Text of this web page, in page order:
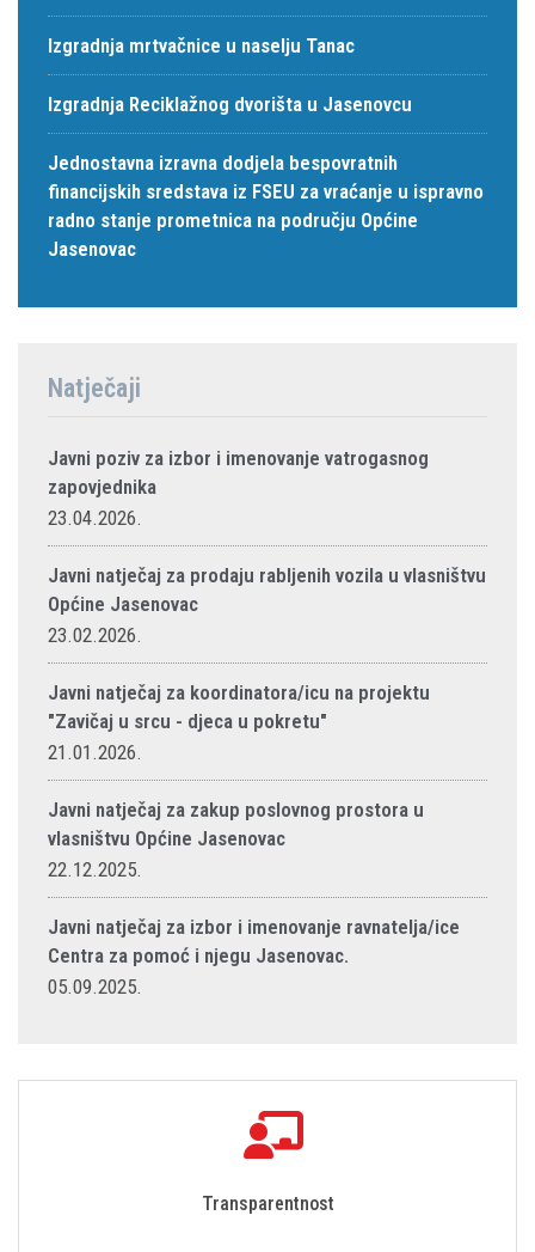
Izgradnja mrtvačnice u naselju Tanac
Izgradnja Reciklažnog dvorišta u Jasenovcu
Jednostavna izravna dodjela bespovratnih
financijskih sredstava iz FSEU za vraćanje u ispravno
radno stanje prometnica na području Općine
Jasenovac
Natječaji
Javni poziv za izbor i imenovanje vatrogasnog
zapovjednika
23.04.2026.
Javni natječaj za prodaju rabljenih vozila u vlasništvu
Općine Jasenovac
23.02.2026.
Javni natječaj za koordinatora/icu na projektu
"Zavičaj u srcu - djeca u pokretu"
21.01.2026.
Javni natječaj za zakup poslovnog prostora u
vlasništvu Općine Jasenovac
22.12.2025.
Javni natječaj za izbor i imenovanje ravnatelja/ice
Centra za pomoć i njegu Jasenovac.
05.09.2025.
Transparentnost